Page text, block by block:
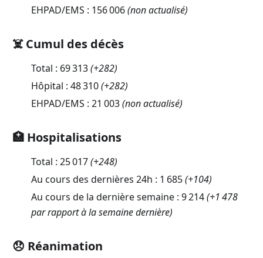
EHPAD/EMS : 156 006(non actualisé)
☠️ Cumul des décès
Total : 69 313(+282)
Hôpital : 48 310(+282)
EHPAD/EMS : 21 003(non actualisé)
🏥 Hospitalisations
Total : 25 017(+248)
Au cours des dernières 24h : 1 685(+104)
Au cours de la dernière semaine : 9 214(+1 478
par rapport à la semaine dernière)
😞 Réanimation